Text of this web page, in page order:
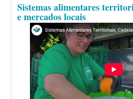
Sistemas alimentares
e mercados locais